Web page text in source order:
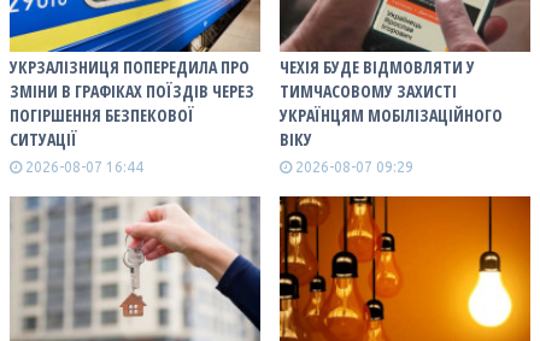
УКРЗАЛІЗНИЦЯ ПОПЕРЕДИЛА ПРО
ЗМІНИ В ГРАФІКАХ ПОЇЗДІВ ЧЕРЕЗ
ПОГІРШЕННЯ БЕЗПЕКОВОЇ
СИТУАЦІЇ
2026-08-07 16:44
ЧЕХІЯ БУДЕ ВІДМОВЛЯТИ У
ТИМЧАСОВОМУ ЗАХИСТІ
УКРАЇНЦЯМ МОБІЛІЗАЦІЙНОГО
ВІКУ
2026-08-07 09:29